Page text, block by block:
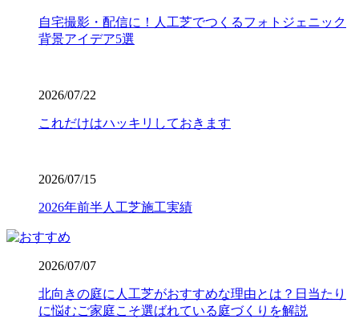
で、幅広い対応が可能です。まずは無料見積もりで、プロ
仕様の品質をご検討ください。
業者の選定で最も重要なのは、実は製品以上に「施工技
術」です。どんなに高級な人工芝を使っても、下地の処理
が甘かったり継ぎ目の接合が未熟だったりすると、数年で
フが責任を持って基礎から敷き込みまで一貫して行いま
す。細部までピシっと揃った、見ていて気持ちが良いほど
のフラットな仕上がりは、多くのお客様から高い評価をい
ただいております。プロの職人魂が宿る仕上がりをご提案
から始まります。
2026.7.16
自宅撮影・配信に！人工芝でつくるフォトジェニック
背景アイデア5選
2026/07/22
これだけはハッキリしておきます
2026/07/15
2026年前半人工芝施工実績
2026/07/07
北向きの庭に人工芝がおすすめな理由とは？日当たり
に悩むご家庭こそ選ばれている庭づくりを解説